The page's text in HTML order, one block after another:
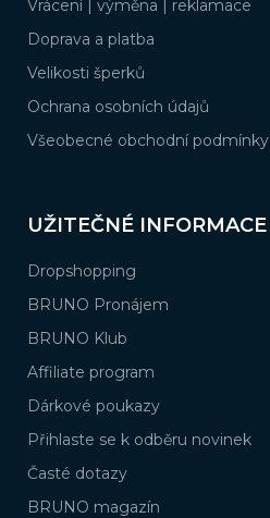
Vrácení | výměna | reklamace
Doprava a platba
Velikosti šperků
Ochrana osobních údajů
Všeobecné obchodní podmínky
UŽITEČNÉ INFORMACE
Dropshopping
BRUNO Pronájem
BRUNO Klub
Affiliate program
Dárkové poukazy
Přihlaste se k odběru novinek
Časté dotazy
BRUNO magazín